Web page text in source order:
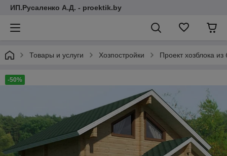
ИП.Русаленко А.Д. - proektik.by
Товары и услуги Хозпостройки Проект хозблока из
-50%